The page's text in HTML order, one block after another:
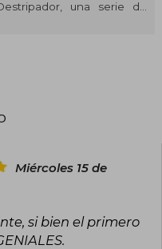
una serie de
formarse como
A la caza de Jack el
en 2016, dando
bajo el mismo nombre
También muy popular
los malditos, conformada
Miércoles 15 de
si bien el primero